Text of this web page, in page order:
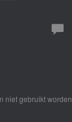
niet gebruikt worden